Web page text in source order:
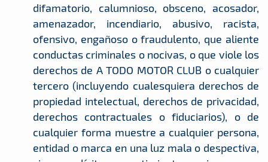
difamatorio, calumnioso, obsceno, acosador,
amenazador, incendiario, abusivo, racista,
ofensivo, engañoso o fraudulento, que aliente
conductas criminales o nocivas, o que viole los
derechos de A TODO MOTOR CLUB o cualquier
tercero (incluyendo cualesquiera derechos de
propiedad intelectual, derechos de privacidad,
derechos contractuales o fiduciarios), o de
cualquier forma muestre a cualquier persona,
entidad o marca en una luz mala o despectiva,